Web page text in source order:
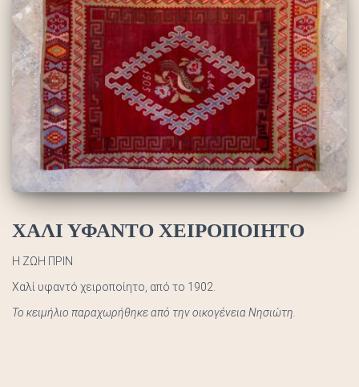
ΧΑΛΙ ΥΦΑΝΤΟ ΧΕΙΡΟΠΟΙΗΤΟ
Η ΖΩΗ ΠΡΙΝ
Χαλί υφαντό χειροποίητο, από το 1902.
Το κειμήλιο παραχωρήθηκε από την οικογένεια Νησιώτη.